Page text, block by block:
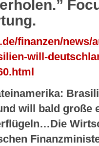
finanzen/news/
will-
will bald große